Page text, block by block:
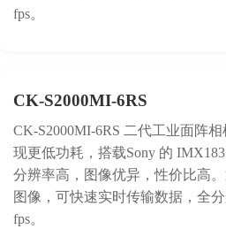
fps。
CK-S2000MI-6RS
CK-S2000MI-6RS 二代工业面阵
现更低功耗，搭载Sony 的
分辨率高，图像优异，性价比高
图像，可快速实时传输数据，全
fps。